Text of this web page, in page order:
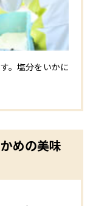
。塩分をいかに
めの美味